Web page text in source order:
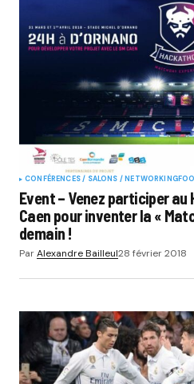
CONFÉRENCES / SALONS / NETWORKING
Event – Venez participer au
Caen pour inventer la «
demain !
ParAlexandre Bailleul28 février 2018